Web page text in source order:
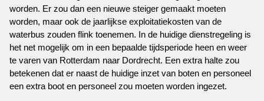
worden. Er zou dan een nieuwe steiger gemaakt moeten
worden, maar ook de jaarlijkse exploitatiekosten van de
waterbus zouden flink toenemen. In de huidige dienstregeling is
het net mogelijk om in een bepaalde tijdsperiode heen en weer
te varen van Rotterdam naar Dordrecht. Een extra halte zou
betekenen dat er naast de huidige inzet van boten en personeel
een extra boot en personeel zou moeten worden ingezet.